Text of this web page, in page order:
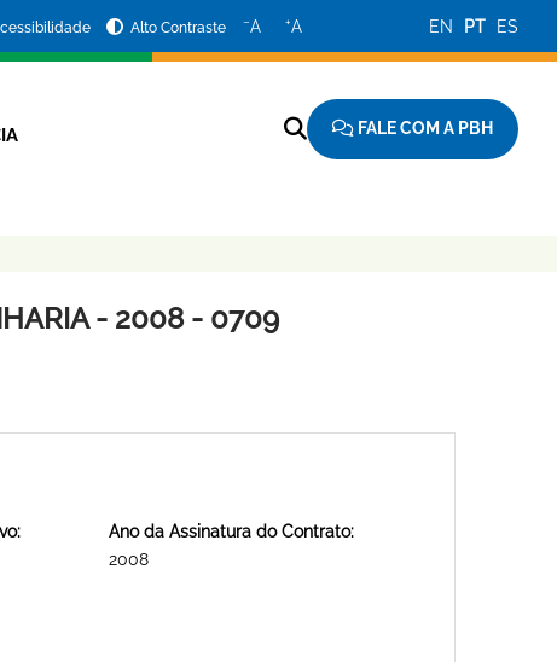
Alto Contraste −A +A EN PT ES
FALE COM A PBH
- 2008 - 0709
Ano da Assinatura do Contrato:
2008